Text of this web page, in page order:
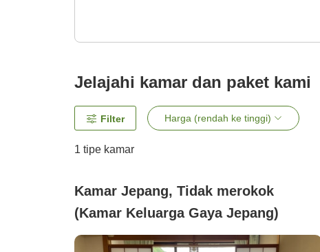
Jelajahi kamar dan paket kami
Filter Harga (rendah ke tinggi)
1 tipe kamar
Kamar Jepang, Tidak merokok
(Kamar Keluarga Gaya Jepang)